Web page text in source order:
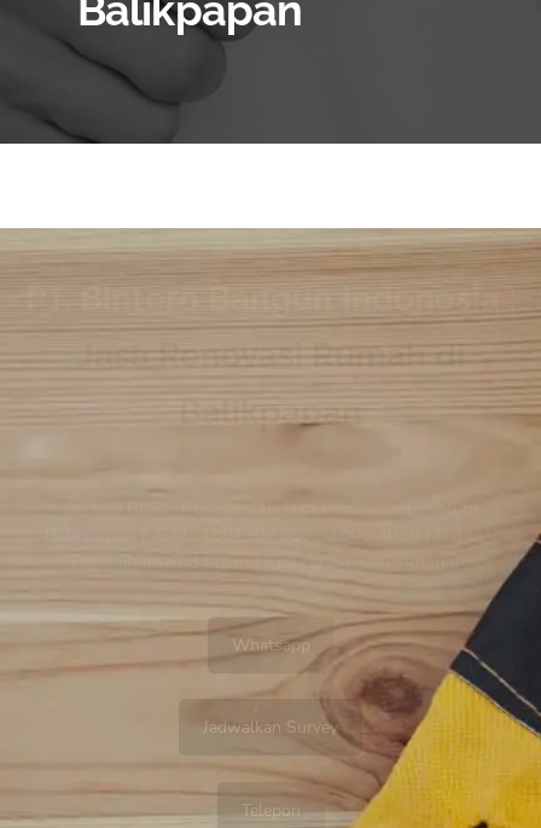
PT. Bintoro Bangun Indonesia :
Jasa Renovasi Rumah di
Balikpapan
Whatsapp
Jadwalkan Survey
Telepon